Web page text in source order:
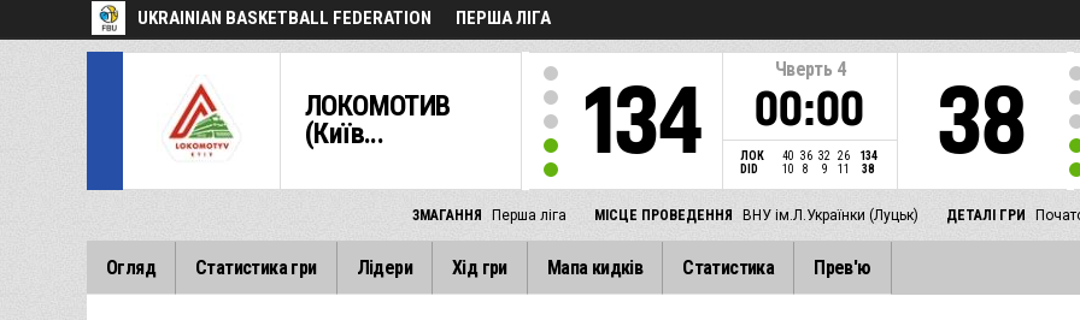
UKRAINIAN BASKETBALL FEDERATION ПЕРША ЛІГА
ЛОКОМОТИВ
(Київ...
134
Чверть 4
00:00
ЛОК 40 36 32 26
134
DID
10 8 9 11 38 38
ЗМАГАННЯ Перша ліга МІСЦЕ ПРОВЕДЕННЯ ВНУ ім.Л.Українки (Луцьк) ДЕТАЛІ ГРИ
Огляд Статистика гри Лідери Хід гри Мапа кидків Статистика Прев'ю